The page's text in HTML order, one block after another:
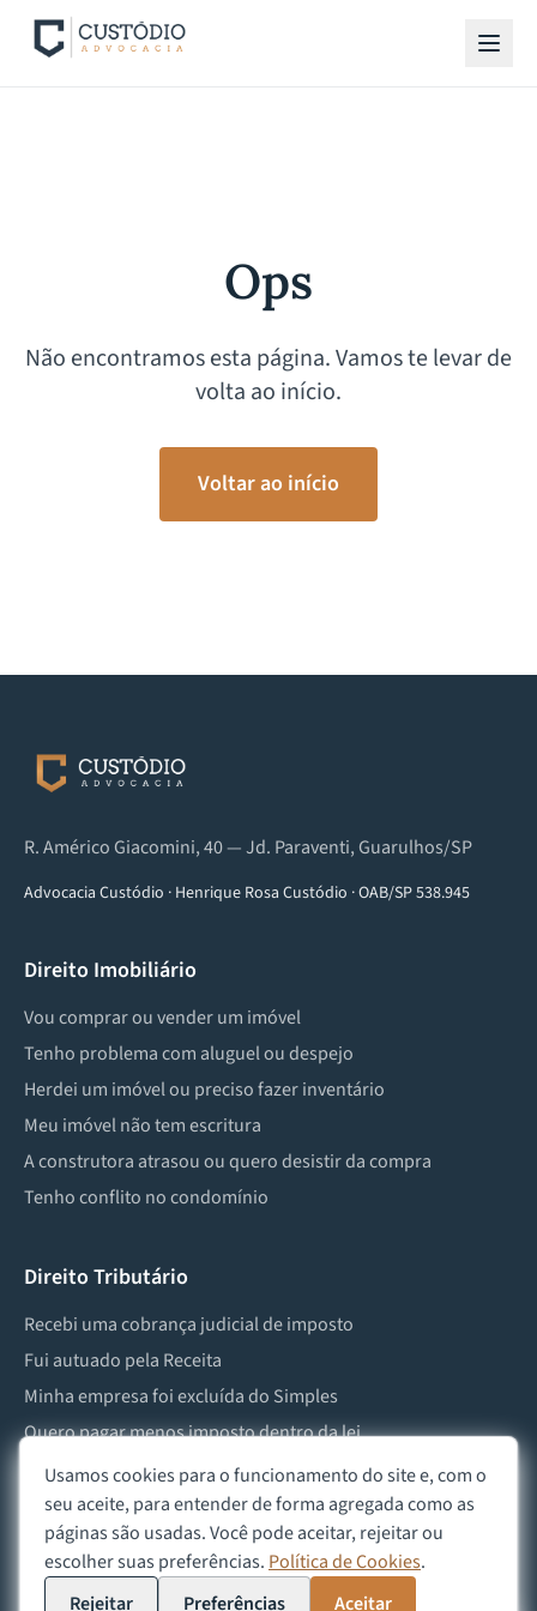
Ops
Não encontramos esta página. Vamos te levar de
volta ao início.
Voltar ao início
R. Américo Giacomini, 40 — Jd. Paraventi, Guarulhos/SP
Advocacia Custódio · Henrique Rosa Custódio ·OAB/SP 538.945
Direito Imobiliário
Vou comprar ou vender um imóvel
Tenho problema com aluguel ou despejo
Herdei um imóvel ou preciso fazer inventário
Meu imóvel não tem escritura
A construtora atrasou ou quero desistir da compra
Tenho conflito no condomínio
Direito Tributário
Recebi uma cobrança judicial de imposto
Fui autuado pela Receita
Minha empresa foi excluída do Simples
Quero pagar menos imposto dentro da lei
Preciso lidar com imposto de herança ou doação
2026Advocacia Custódio
Política de Privacidade Política de Cookies Aviso Legal
Usamos cookies para o funcionamento do site e, com o
seu aceite, para entender de forma agregada como as
páginas são usadas. Você pode aceitar, rejeitar ou
escolher suas preferências. Política de Cookies.
Rejeitar
Preferências Aceitar